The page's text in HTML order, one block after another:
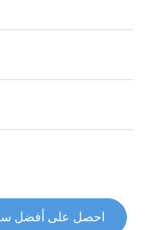
احصل على أفضل